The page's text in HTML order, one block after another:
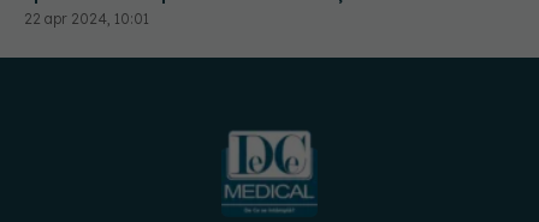
URMĂREȘTE-NE PE: